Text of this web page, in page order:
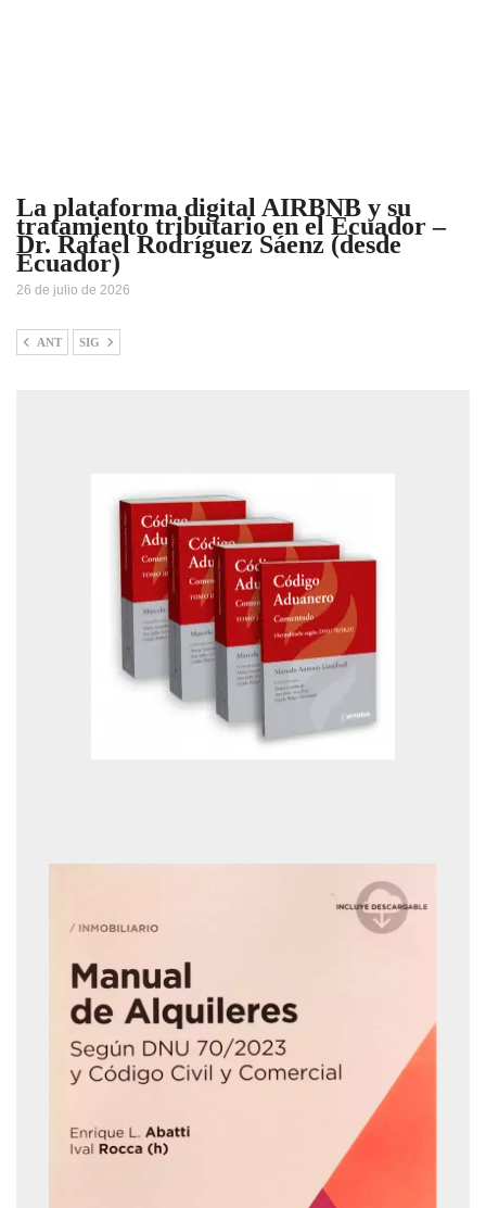
La plataforma digital AIRBNB y su
tratamiento tributario en el Ecuador –
Dr. Rafael Rodríguez Sáenz (desde
Ecuador)
26 de julio de 2026
ANT SIG